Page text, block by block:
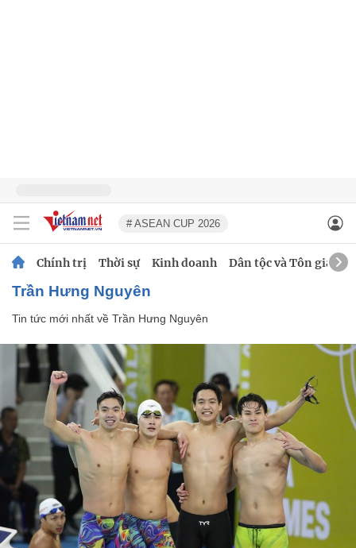
# ASEAN CUP 2026
Chính trị Thời sự Kinh doanh Dân tộc và Tôn giáo
Trần Hưng Nguyên
Tin tức mới nhất về Trần Hưng Nguyên